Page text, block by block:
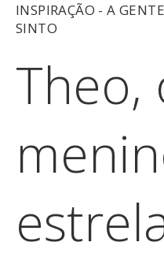
INSPIRAÇÃO -A
SINTO
Theo,